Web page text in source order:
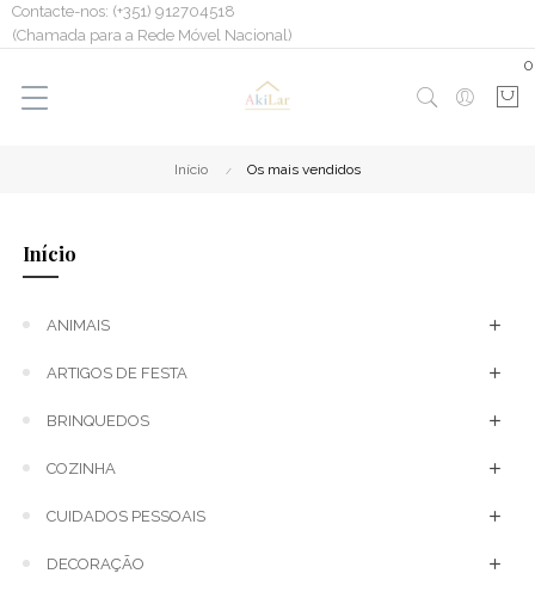
Contacte-nos: (+351) 912704518
(Chamada para a Rede Móvel Nacional)
0
Início Os mais vendidos
Início
ANIMAIS
ARTIGOS DE FESTA
BRINQUEDOS
COZINHA
CUIDADOS PESSOAIS
DECORAÇÃO